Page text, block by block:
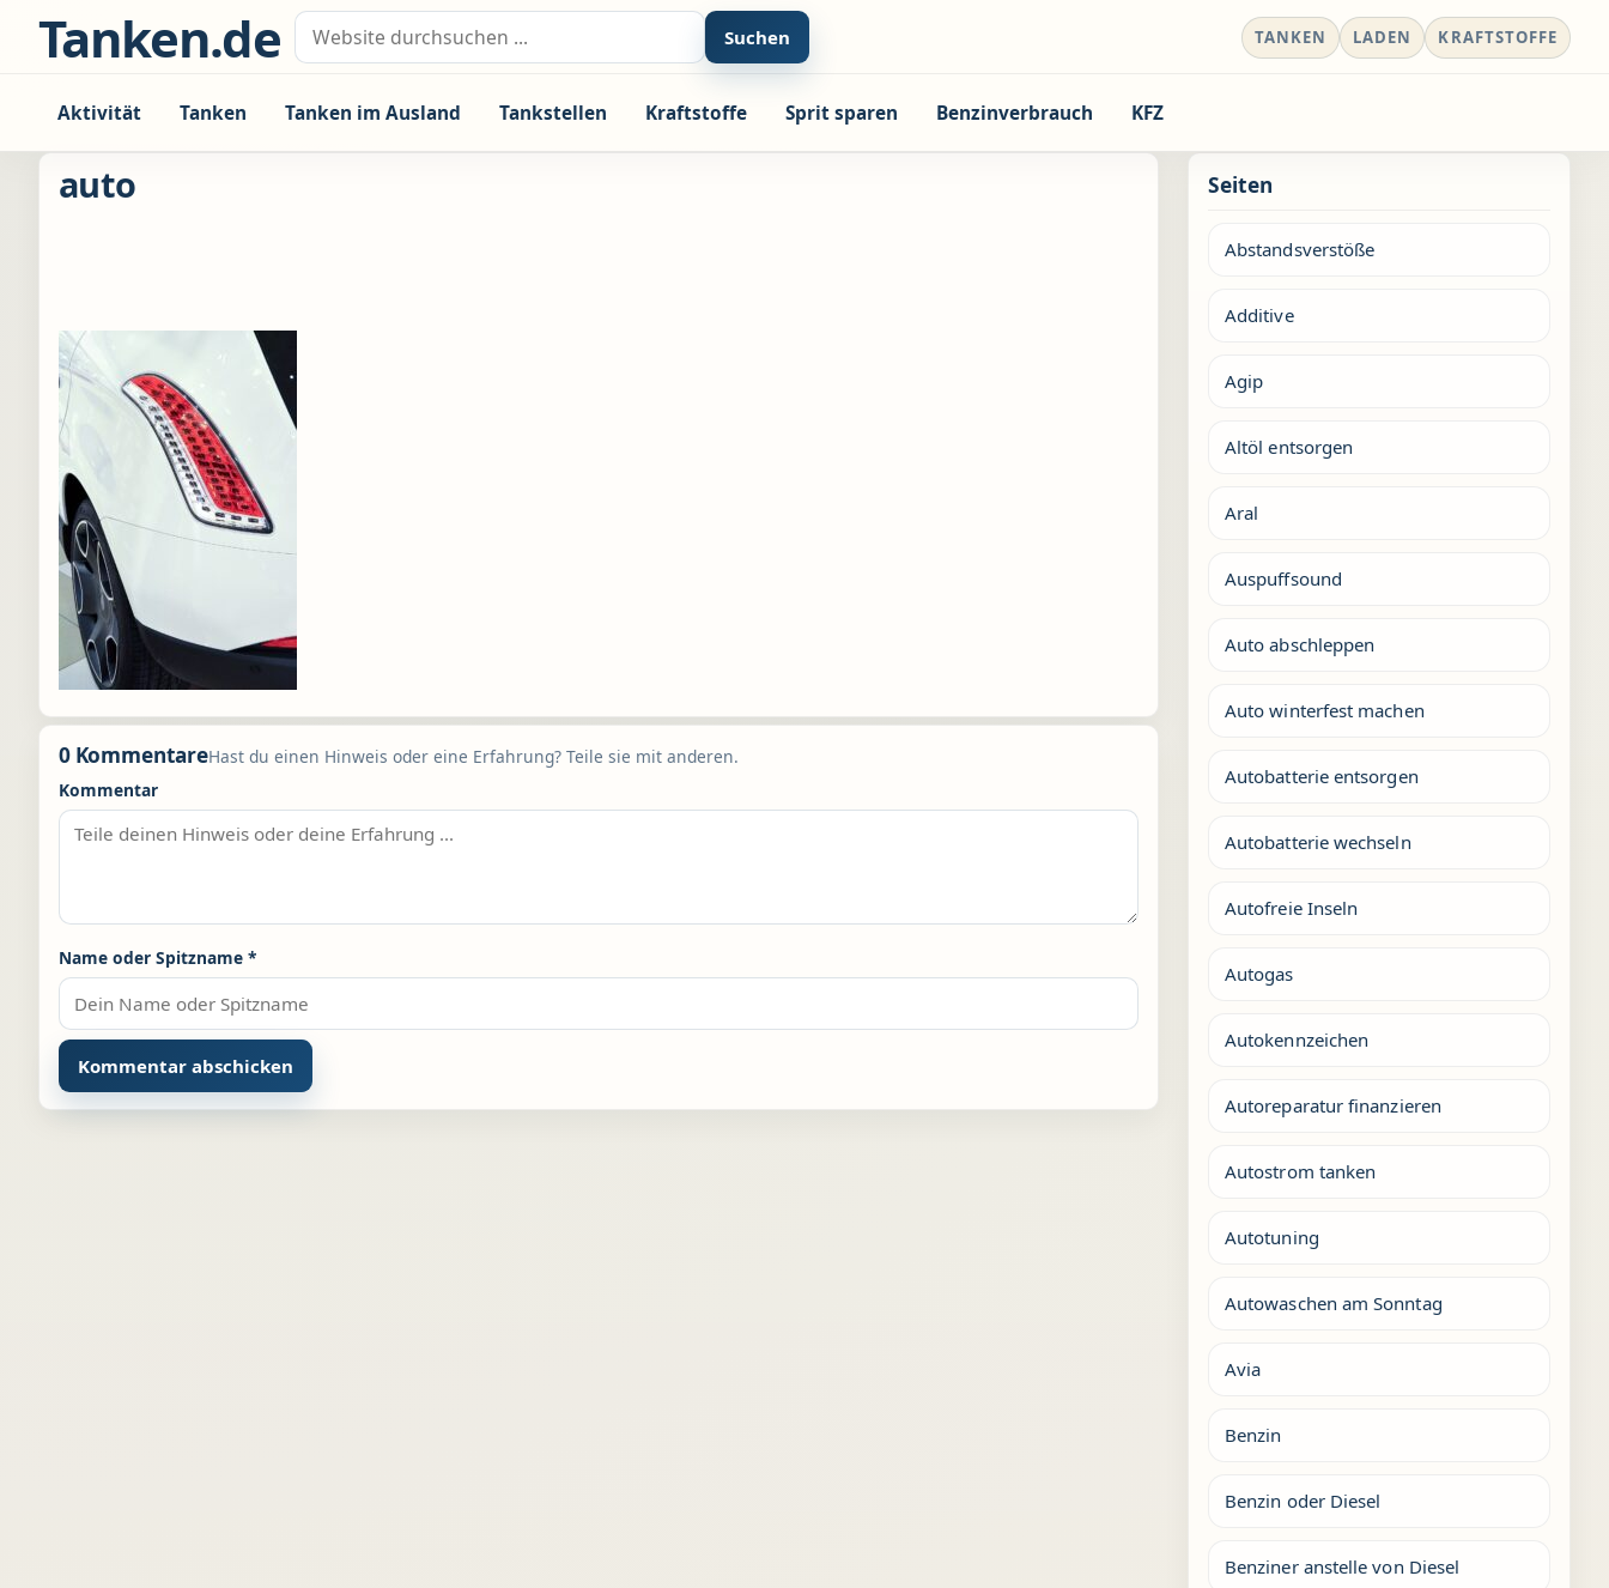
Zum Inhalt springen
Tanken.de Suche nach: Suchen TANKEN LADEN KRAFTSTOFFE
Aktivität Tanken Tanken im Ausland Tankstellen Kraftstoffe Sprit sparen Benzinverbrauch KFZ
auto
0 KommentareHast du einen Hinweis oder eine Erfahrung? Teile sie mit anderen.
Kommentar
Name oder Spitzname *
Seiten
Abstandsverstöße
Additive
Agip
Altöl entsorgen
Aral
Auspuffsound
Auto abschleppen
Auto winterfest machen
Autobatterie entsorgen
Autobatterie wechseln
Autofreie Inseln
Autogas
Autokennzeichen
Autoreparatur finanzieren
Autostrom tanken
Autotuning
Autowaschen am Sonntag
Avia
Benzin
Benzin oder Diesel
Benziner anstelle von Diesel